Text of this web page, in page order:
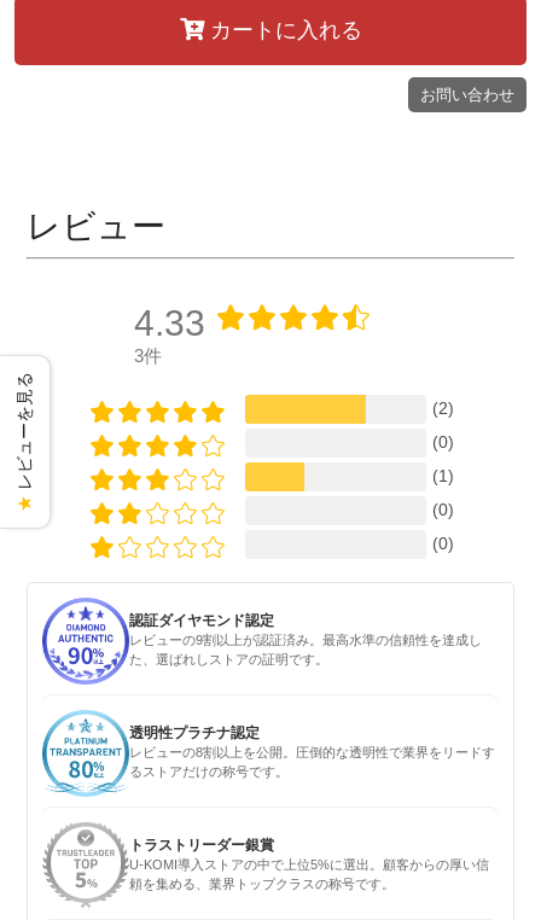
カートに入れる
お問い合わせ
レビュー
4.33
3件
(2)
(0)
(1)
(0)
(0)
認証ダイヤモンド認定
レビューの9割以上が認証済み。最高水準の信頼性を達成し
た、選ばれしストアの証明です。
透明性プラチナ認定
レビューの8割以上を公開。圧倒的な透明性で業界をリードす
るストアだけの称号です。
トラストリーダー銀賞
U-KOMI導入ストアの中で上位5%に選出。顧客からの厚い信
頼を集める、業界トップクラスの称号です。
★
レビューを見る